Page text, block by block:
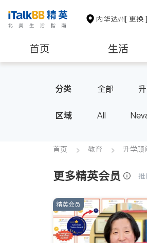
内华达州[ 更换 ]
首页 生活
分类 全部
区域 All
首页 教育 升学顾
更多精英会员
精英会员